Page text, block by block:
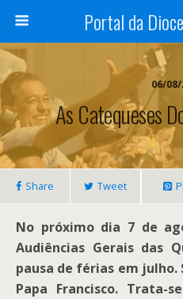
Portal da
06/
As Catequeses
Share Tweet
No próximo dia 7 de
Audiências Gerais das
pausa de férias em julho.
Papa Francisco. Trata-